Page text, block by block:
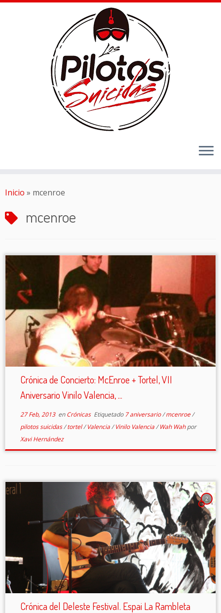
Inicio » mcenroe
mcenroe
Crónica de Concierto: McEnroe + Tortel, VII
Aniversario Vinilo Valencia, ...
27 Feb, 2013enCrónicas Etiquetado 7 aniversario/mcenroe/
pilotos suicidas/tortel/Valencia/Vinilo Valencia/Wah Wahpor
Xavi Hernández
2
Crónica del Deleste Festival. Espai La Rambleta